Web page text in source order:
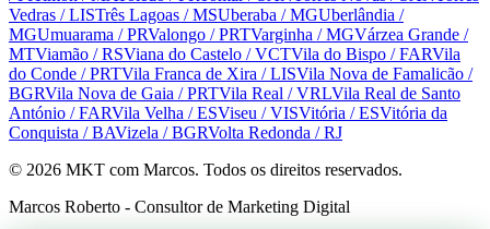
Vedras / LISTrês Lagoas / MSUberaba / MGUberlândia /
MGUmuarama / PRValongo / PRTVarginha / MGVárzea Grande /
MTViamão / RSViana do Castelo / VCTVila do Bispo / FARVila
do Conde / PRTVila Franca de Xira / LISVila Nova de Famalicão /
BGRVila Nova de Gaia / PRTVila Real / VRLVila Real de Santo
António / FARVila Velha / ESViseu / VISVitória / ESVitória da
Conquista / BAVizela / BGRVolta Redonda / RJ
© 2026 MKT com Marcos. Todos os direitos reservados.
Marcos Roberto - Consultor de Marketing Digital